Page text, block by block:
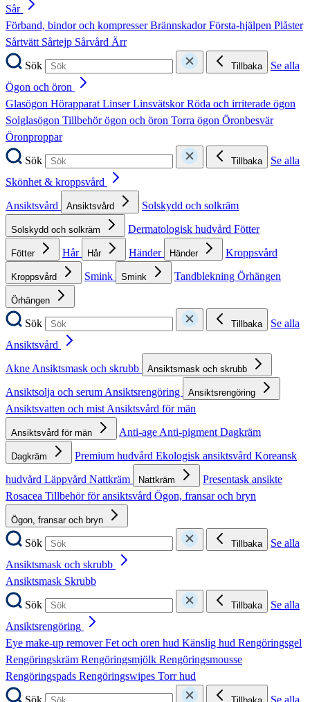
Sår
Förband, bindor och kompresserBrännskadorFörsta-hjälpen Plåster
Sårtvätt Sårtejp Sårvård Ärr
Sök
Tillbaka
Se alla
Ögon och öron
Glasögon HörapparatLinserLinsvätskorRöda och irriterade ögon
Solglasögon Tillbehör ögon och öron Torra ögon Öronbesvär
Öronproppar
Sök
Tillbaka
Se alla
Skönhet & kroppsvård
Ansiktsvård
Ansiktsvård Solskydd och solkräm
Solskydd och solkräm Dermatologisk hudvård Fötter
Fötter Hår Hår Händer Händer Kroppsvård
Kroppsvård Smink Smink Tandblekning Örhängen
Örhängen
Sök Tillbaka
Se alla
Ansiktsvård
AkneAnsiktsmask och skrubb Ansiktsmask och skrubb
Ansiktsolja och serumAnsiktsrengöring Ansiktsrengöring
Ansiktsvatten och mistAnsiktsvård för män
Ansiktsvård för män Anti-ageAnti-pigmentDagkräm
Dagkräm Premium hudvård Ekologisk ansiktsvård Koreansk
hudvård Läppvård Nattkräm Nattkräm
Presentask ansikte
Rosacea Tillbehör för ansiktsvård Ögon, fransar och bryn
Ögon, fransar och bryn
Sök Tillbaka
Se alla
Ansiktsmask och skrubb
Ansiktsmask Skrubb
Sök
Tillbaka
Se alla
Ansiktsrengöring
Eye make-up removerFet och oren hud Känslig hud Rengöringsgel
Rengöringskräm Rengöringsmjölk Rengöringsmousse
Rengöringspads Rengöringswipes Torr hud